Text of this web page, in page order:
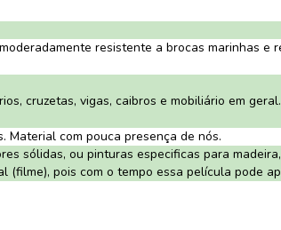
resistente a brocas marinhas e
cruzetas, vigas, caibros e mobiliário em geral.
Material com pouca presença de nós.
sólidas, ou pinturas especificas para
pois com o tempo essa película pode